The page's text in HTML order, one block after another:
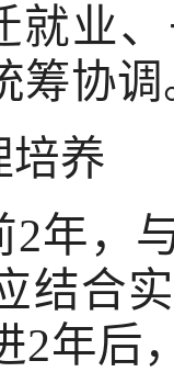
就业
筹协调
培养
2年，
结合
2年后